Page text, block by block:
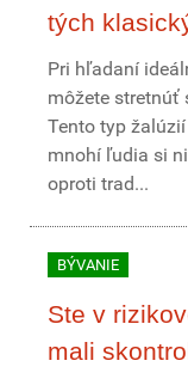
tých
Pri hľadaní
môžete stretnúť
Tento typ
mnohí ľudia si
oproti trad...
BÝVANIE
Ste v
mali